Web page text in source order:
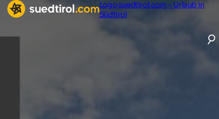
Logo suedtirol.com - Urlaub in
Südtirol